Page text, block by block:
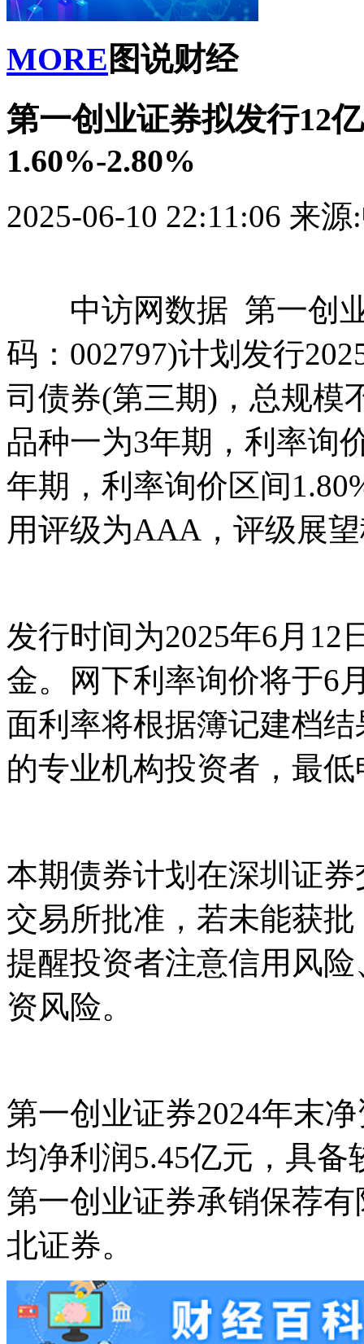
MORE 图说财经
第一创业证券拟发行12
1.60%-2.80%
2025-06-10 22:11:06 来源
中访网数据 第一创业
码：002797)计划发行
司债券(第三期)，总规模
品种一为3年期，利率询
年期，利率询价区间
用评级为AAA，评级展
发行时间为2025年6月12
金。网下利率询价将于6
面利率将根据簿记建档
的专业机构投资者，最
本期债券计划在深圳证
交易所批准，若未能获
提醒投资者注意信用风
资风险。
第一创业证券2024年末
均净利润5.45亿元，具
第一创业证券承销保荐
北证券。